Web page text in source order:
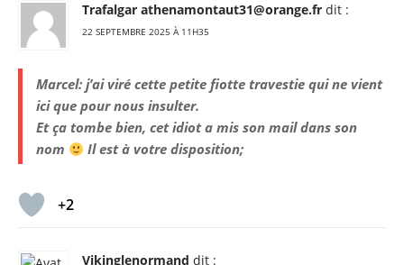
Trafalgar athenamontaut31@orange.fr dit :
22 SEPTEMBRE 2025 À 11H35
Marcel: j’ai viré cette petite fiotte travestie qui ne vient
ici que pour nous insulter.
Et ça tombe bien, cet idiot a mis son mail dans son
nom
Il est à votre disposition;
+2
Vikinglenormand dit :